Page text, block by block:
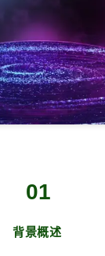
01
背景概述